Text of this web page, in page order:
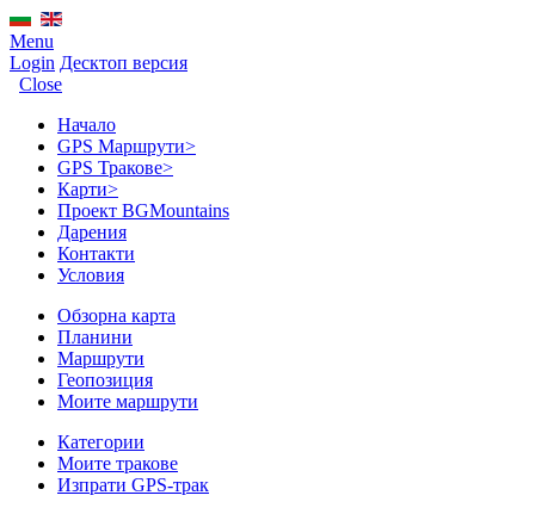
Menu
Login Десктоп версия
Close
Начало
GPS Mаршрути>
GPS Тракове>
Карти>
Проект BGMountains
Дарения
Контакти
Условия
Обзорна карта
Планини
Маршрути
Геопозиция
Моите маршрути
Категории
Моите тракове
Изпрати GPS-трак